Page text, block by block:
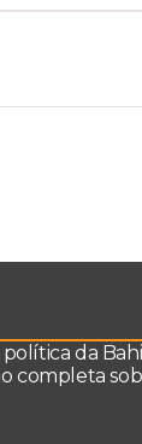
da
completa